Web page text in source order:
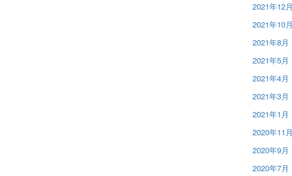
2021年12月
2021年10月
2021年8月
2021年5月
2021年4月
2021年3月
2021年1月
2020年11月
2020年9月
2020年7月